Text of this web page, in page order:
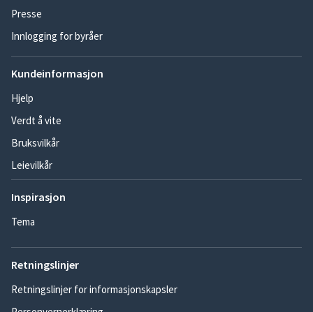
Presse
Innlogging for byråer
Kundeinformasjon
Hjelp
Verdt å vite
Bruksvilkår
Leievilkår
Inspirasjon
Tema
Retningslinjer
Retningslinjer for informasjonskapsler